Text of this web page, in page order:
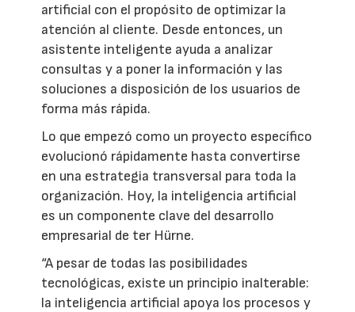
artificial con el propósito de optimizar la
atención al cliente. Desde entonces, un
asistente inteligente ayuda a analizar
consultas y a poner la información y las
soluciones a disposición de los usuarios de
forma más rápida.
Lo que empezó como un proyecto específico
evolucionó rápidamente hasta convertirse
en una estrategia transversal para toda la
organización. Hoy, la inteligencia artificial
es un componente clave del desarrollo
empresarial de ter Hürne.
“A pesar de todas las posibilidades
tecnológicas, existe un principio inalterable:
la inteligencia artificial apoya los procesos y